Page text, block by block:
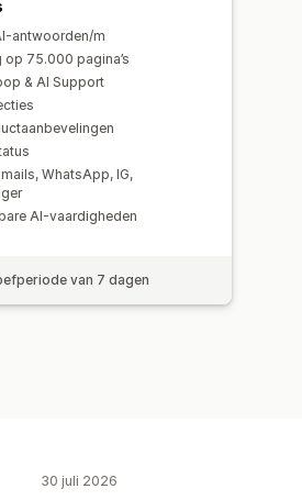
antwoorden/m
op 75.000 pagina’s
& AI Support
WhatsApp, IG,
AI-vaardigheden
van 7 dagen
30 juli 2026